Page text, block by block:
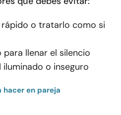
o tratarlo como si
llenar el silencio
iluminado o inseguro
hacer en pareja